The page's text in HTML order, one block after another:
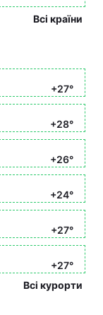
Всі країни
+27°
+28°
+26°
+24°
+27°
+27°
Всі курорти